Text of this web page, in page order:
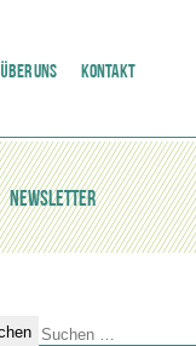
ÜBER UNS KONTAKT
NEWSLETTER
Suchen